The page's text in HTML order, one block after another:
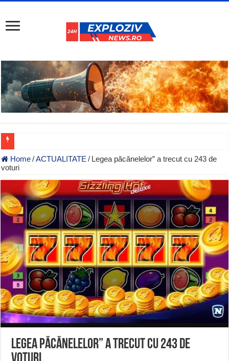
Home/ACTUALITATE / Legea păcănelelor” a trecut cu 243 de
voturi
Legea păcănelelor” a trecut cu 243 de